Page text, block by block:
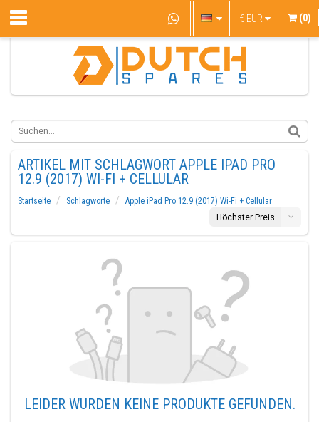
€ EUR (0)
ARTIKEL MIT SCHLAGWORT APPLE IPAD PRO
12.9 (2017) WI-FI + CELLULAR
Startseite Schlagworte
Apple iPad Pro 12.9 (2017) Wi-Fi + Cellular
Höchster Preis
LEIDER WURDEN KEINE PRODUKTE GEFUNDEN.